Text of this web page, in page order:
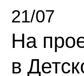
21/07
На
в